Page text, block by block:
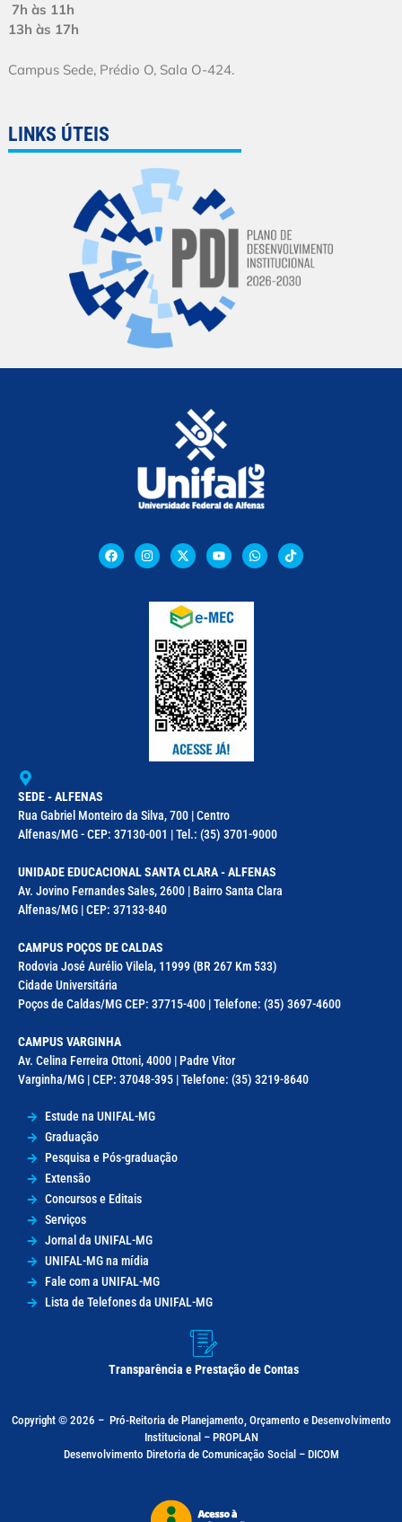
7h às 11h
13h às 17h
Campus Sede, Prédio O, Sala O-424.
LINKS ÚTEIS
SEDE - ALFENAS
Rua Gabriel Monteiro da Silva, 700 | Centro
Alfenas/MG - CEP: 37130-001 | Tel.: (35) 3701-9000
UNIDADE EDUCACIONAL SANTA CLARA - ALFENAS
Av. Jovino Fernandes Sales, 2600 | Bairro Santa Clara
Alfenas/MG | CEP: 37133-840
CAMPUS POÇOS DE CALDAS
Rodovia José Aurélio Vilela, 11999 (BR 267 Km 533)
Cidade Universitária
Poços de Caldas/MG CEP: 37715-400 | Telefone: (35) 3697-4600
CAMPUS VARGINHA
Av. Celina Ferreira Ottoni, 4000 | Padre Vitor
Varginha/MG | CEP: 37048-395 | Telefone: (35) 3219-8640
Estude na UNIFAL-MG
Graduação
Pesquisa e Pós-graduação
Extensão
Concursos e Editais
Serviços
Jornal da UNIFAL-MG
UNIFAL-MG na mídia
Fale com a UNIFAL-MG
Lista de Telefones da UNIFAL-MG
Transparência e Prestação de Contas
Copyright © 2026 – Pró-Reitoria de Planejamento, Orçamento e Desenvolvimento
Institucional – PROPLAN
Desenvolvimento Diretoria de Comunicação Social – DICOM